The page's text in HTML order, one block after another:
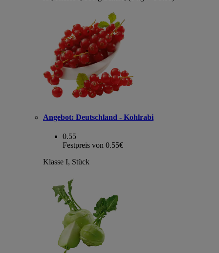
Angebot: Deutschland - Kohlrabi
0.55
Festpreis von 0.55€
Klasse I, Stück